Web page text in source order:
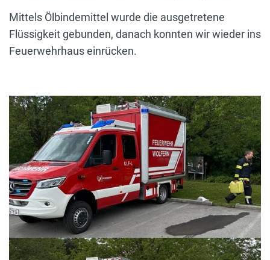
Mittels Ölbindemittel wurde die ausgetretene
Flüssigkeit gebunden, danach konnten wir wieder ins
Feuerwehrhaus einrücken.